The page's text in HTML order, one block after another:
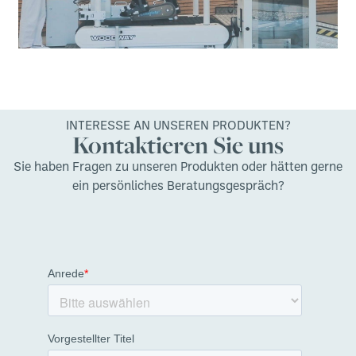
INTERESSE AN UNSEREN PRODUKTEN?
Kontaktieren Sie uns
Sie haben Fragen zu unseren Produkten oder hätten gerne
ein persönliches Beratungsgespräch?